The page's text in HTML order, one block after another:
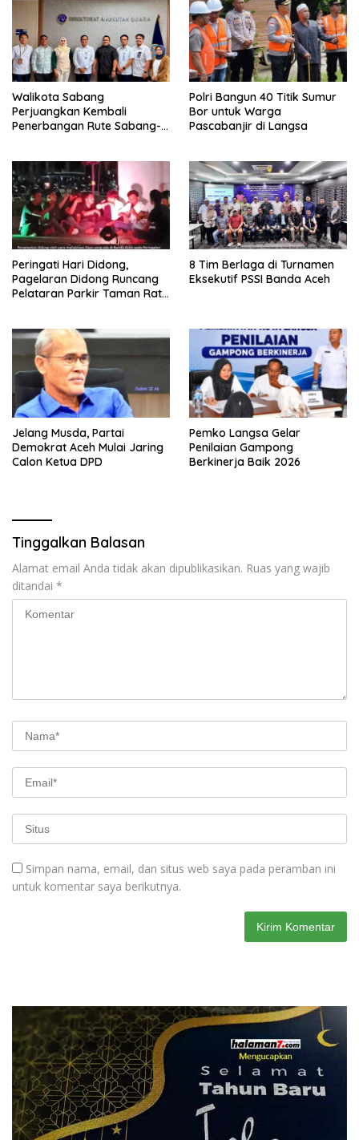
Walikota Sabang
Perjuangkan Kembali
Penerbangan Rute Sabang-
Polri Bangun 40 Titik Sumur
Bor untuk Warga
Pascabanjir di Langsa
Peringati Hari Didong,
Pagelaran Didong Runcang
Pelataran Parkir Taman Ratu
8 Tim Berlaga di Turnamen
Eksekutif PSSI Banda Aceh
Jelang Musda, Partai
Demokrat Aceh Mulai Jaring
Calon Ketua DPD
Pemko Langsa Gelar
Penilaian Gampong
Berkinerja Baik 2026
Tinggalkan Balasan
Alamat email Anda tidak akan dipublikasikan. Ruas yang wajib
ditandai *
Simpan nama, email, dan situs web saya pada peramban ini
untuk komentar saya berikutnya.